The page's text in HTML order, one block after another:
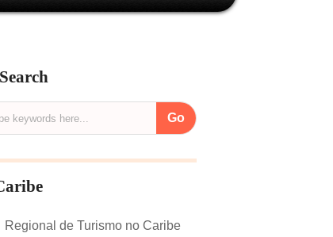
Search
Regional de Turismo no Caribe